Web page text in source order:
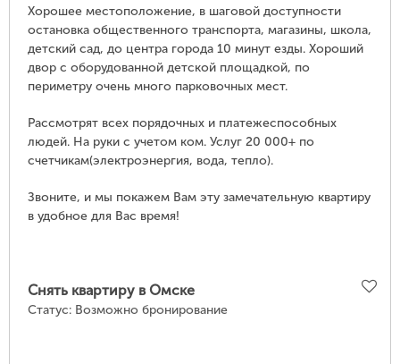
Хорошее местоположение, в шаговой доступности
остановка общественного транспорта, магазины, школа,
детский сад, до центра города 10 минут езды. Хороший
двор с оборудованной детской площадкой, по
периметру очень много парковочных мест.
Рассмотрят всех порядочных и платежеспособных
людей. На руки с учетом ком. Услуг 20 000+ по
счетчикам(электроэнергия, вода, тепло).
Звоните, и мы покажем Вам эту замечательную квартиру
в удобное для Вас время!
Снять квартиру в Омске
Статус: Возможно бронирование